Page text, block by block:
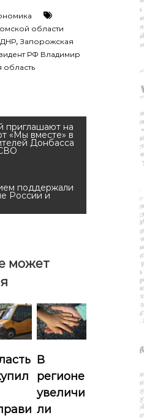
ь
т
у
р
а
р
т
области
ДНР,Запорожская
РФ Владимир
область
приглашают на
«Мы вместе» в
Донбасса
поддержали
России и
может
В
регионе
увеличи
ли